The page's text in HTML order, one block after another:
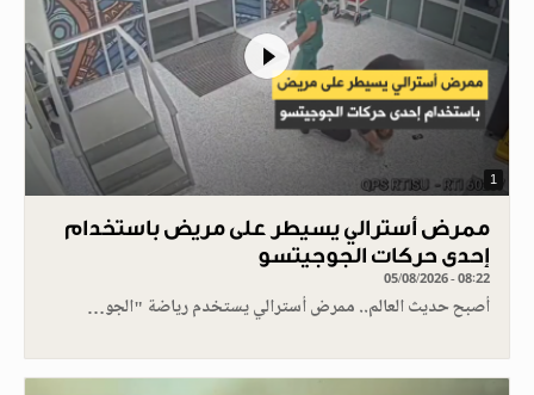
1
ممرض أسترالي يسيطر على مريض باستخدام
إحدى حركات الجوجيتسو
05/08/2026 - 08:22
أصبح حديث العالم.. ممرض أسترالي يستخدم رياضة "الجو…